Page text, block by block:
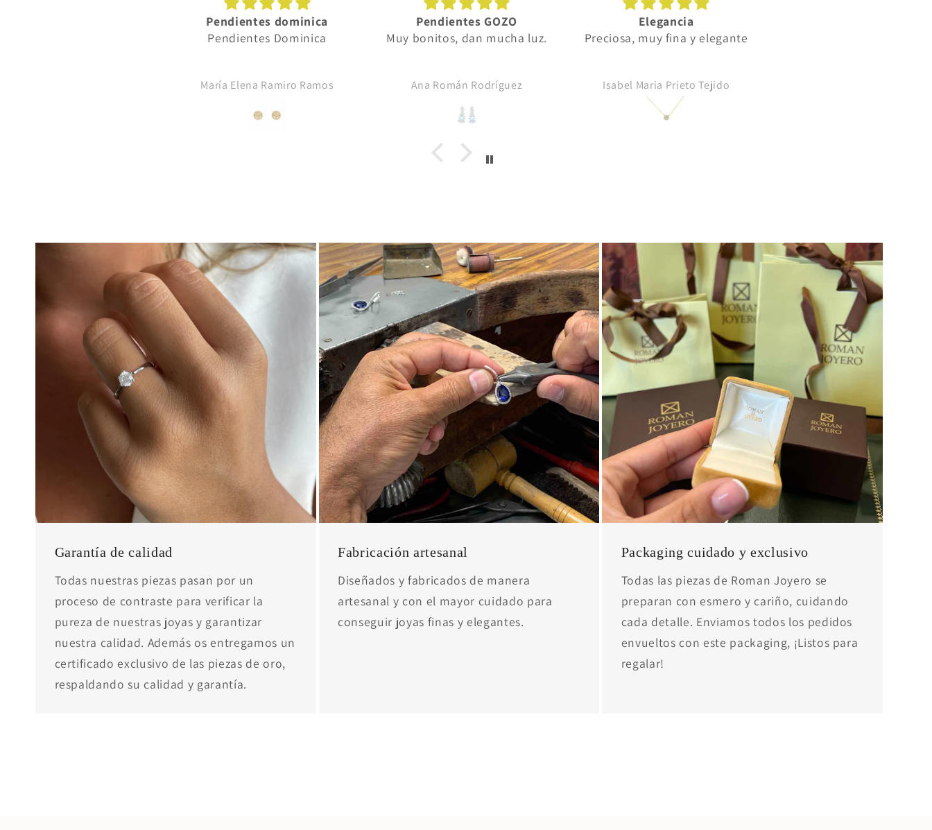
Pendientes dominica
Pendientes Dominica
María Elena Ramiro Ramos
Pendientes GOZO
Muy bonitos, dan mucha luz.
Ana Román Rodríguez
Elegancia
Preciosa, muy fina y elegante
Isabel Maria Prieto Tejido
Garantía de calidad
Todas nuestras piezas pasan por un
proceso de contraste para verificar la
pureza de nuestras joyas y garantizar
nuestra calidad. Además os entregamos un
certificado exclusivo de las piezas de oro,
respaldando su calidad y garantía.
Fabricación artesanal
Diseñados y fabricados de manera
artesanal y con el mayor cuidado para
conseguir joyas finas y elegantes.
Packaging cuidado y exclusivo
Todas las piezas de Roman Joyero se
preparan con esmero y cariño, cuidando
cada detalle. Enviamos todos los pedidos
envueltos con este packaging, ¡Listos para
regalar!